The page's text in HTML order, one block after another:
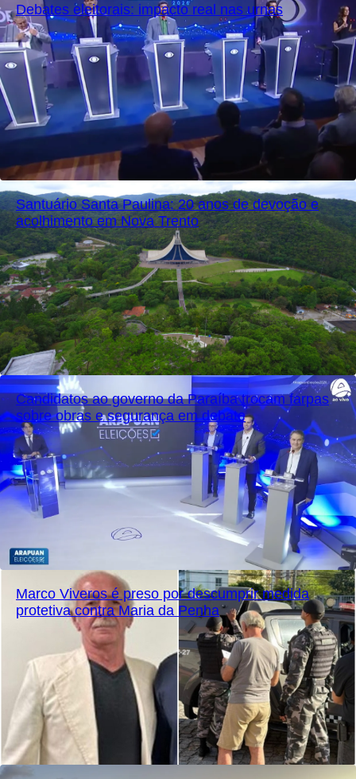
Debates eleitorais: impacto real nas urnas
Santuário Santa Paulina: 20 anos de devoção e
acolhimento em Nova Trento
Candidatos ao governo da Paraíba trocam farpas
sobre obras e segurança em debate
Marco Viveros é preso por descumprir medida
protetiva contra Maria da Penha